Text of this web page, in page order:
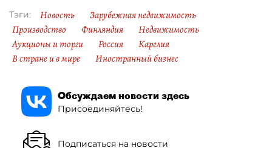
Тэги: Новость
Зарубежная недвижимость
Производство
Финляндия
Недвижимость
Аукционы и торги
Россия
Карелия
В стране и в мире
Иностранный бизнес
Обсуждаем новости здесь
Присоединяйтесь!
Подписаться на новости